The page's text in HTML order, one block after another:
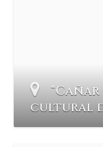
cultural